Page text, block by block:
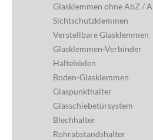
Glasklemmen ohne AbZ /
Sichtschutzklemmen
Verstellbare Glasklemmen
Glasklemmen-Verbinder
Halteböden
Boden-Glasklemmen
Glaspunkthalter
Glasschiebetürsystem
Blechhalter
Rohrabstandshalter